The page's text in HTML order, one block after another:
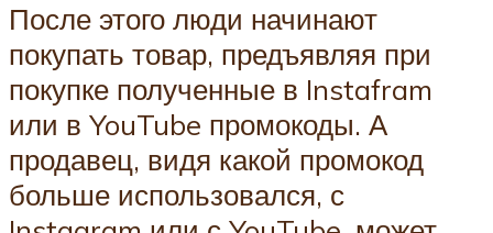
После этого люди начинают
покупать товар, предъявляя при
покупке полученные в Instafram
или в YouTube промокоды. А
продавец, видя какой промокод
больше использовался, с